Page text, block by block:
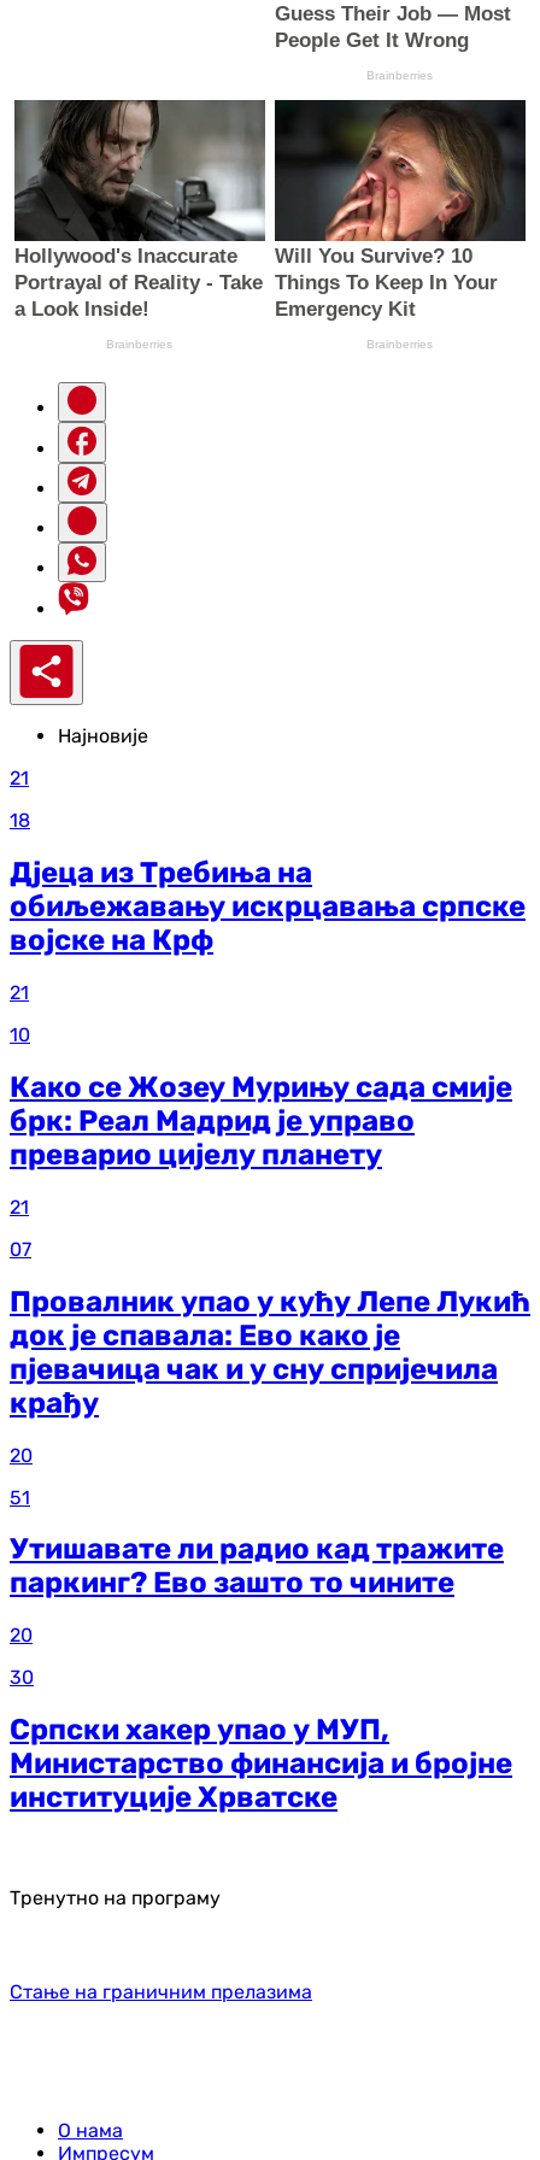
Најновије
21
18
Дјеца из Требиња на
обиљежавању искрцавања српске
војске на Крф
21
10
Како се Жозеу Мурињу сада смије
брк: Реал Мадрид је управо
преварио цијелу планету
21
07
Провалник упао у кућу Лепе Лукић
док је спавала: Ево како је
пјевачица чак и у сну спријечила
крађу
20
51
Утишавате ли радио кад тражите
паркинг? Ево зашто то чините
20
30
Српски хакер упао у МУП,
Министарство финансија и бројне
институције Хрватске
Тренутно на програму
Стање на граничним прелазима
О нама
Импресум